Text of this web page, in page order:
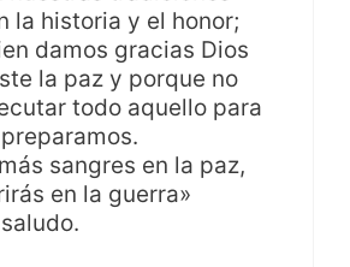
la historia y el honor;
damos gracias Dios
la paz y porque no
todo aquello para
sangres en la paz,
en la guerra»